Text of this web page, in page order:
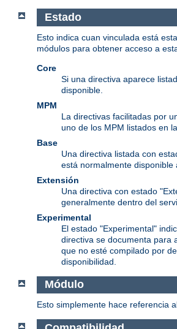
Estado
Esto indica cuan vinculada está
módulos para obtener acceso a
Core
Si una directiva aparece
disponible.
MPM
La directivas facilitadas por
uno de los MPM listados en
Base
Una directiva listada con
está normalmente disponible
Extensión
Una directiva con estado
generalmente dentro del
Experimental
El estado "Experimental"
directiva se documenta para
que no esté compilado por
disponibilidad.
Módulo
Esto simplemente hace referencia